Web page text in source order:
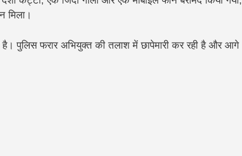
मिला।
पुलिस फरार अभियुक्त की तलाश में छापेमारी कर रही है और आगे